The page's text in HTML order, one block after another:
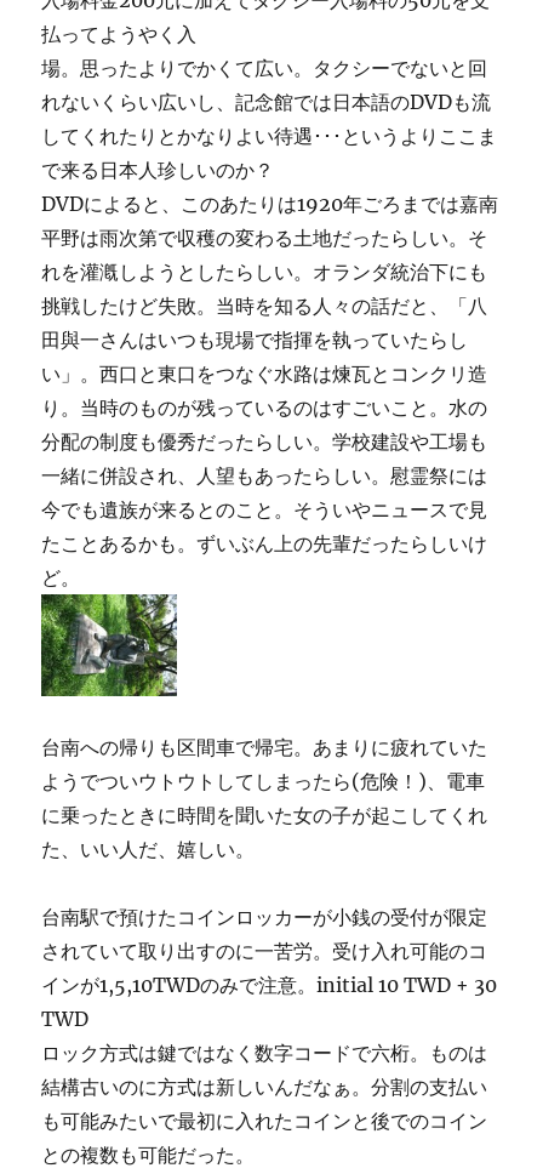
払ってようやく入
場。思ったよりでかくて広い。タクシーでないと回
れないくらい広いし、記念館では日本語のDVDも流
してくれたりとかなりよい待遇･･･というよりここま
で来る日本人珍しいのか？
DVDによると、このあたりは1920年ごろまでは嘉南
平野は雨次第で収穫の変わる土地だったらしい。そ
れを灌漑しようとしたらしい。オランダ統治下にも
挑戦したけど失敗。当時を知る人々の話だと、「八
田與一さんはいつも現場で指揮を執っていたらし
い」。西口と東口をつなぐ水路は煉瓦とコンクリ造
り。当時のものが残っているのはすごいこと。水の
分配の制度も優秀だったらしい。学校建設や工場も
一緒に併設され、人望もあったらしい。慰霊祭には
今でも遺族が来るとのこと。そういやニュースで見
たことあるかも。ずいぶん上の先輩だったらしいけ
ど。
台南への帰りも区間車で帰宅。あまりに疲れていた
ようでついウトウトしてしまったら(危険！)、電車
に乗ったときに時間を聞いた女の子が起こしてくれ
た、いい人だ、嬉しい。
台南駅で預けたコインロッカーが小銭の受付が限定
されていて取り出すのに一苦労。受け入れ可能のコ
インが1,5,10TWDのみで注意。initial 10 TWD + 30
TWD
ロック方式は鍵ではなく数字コードで六桁。ものは
結構古いのに方式は新しいんだなぁ。分割の支払い
も可能みたいで最初に入れたコインと後でのコイン
との複数も可能だった。